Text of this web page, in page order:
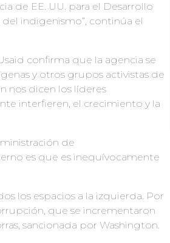
de EE. UU. para el Desarrollo
indigenismo”, continúa el
confirma que la agencia se
y otros grupos activistas de
nos dicen los líderes
interfieren, el crecimiento y la
de
es que es inequívocamente
los espacios a la izquierda. Por
que se incrementaron
sancionada por Washington.